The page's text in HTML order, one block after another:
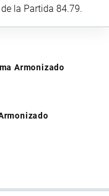
la Partida 84.79.
Armonizado